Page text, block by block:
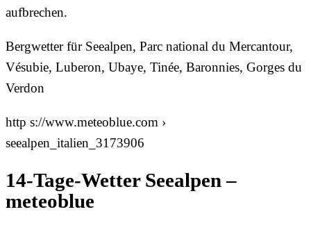
aufbrechen.
Bergwetter für Seealpen, Parc national du Mercantour,
Vésubie, Luberon, Ubaye, Tinée, Baronnies, Gorges du
Verdon
http s://www.meteoblue.com ›
seealpen_italien_3173906
14-Tage-Wetter Seealpen –
meteoblue